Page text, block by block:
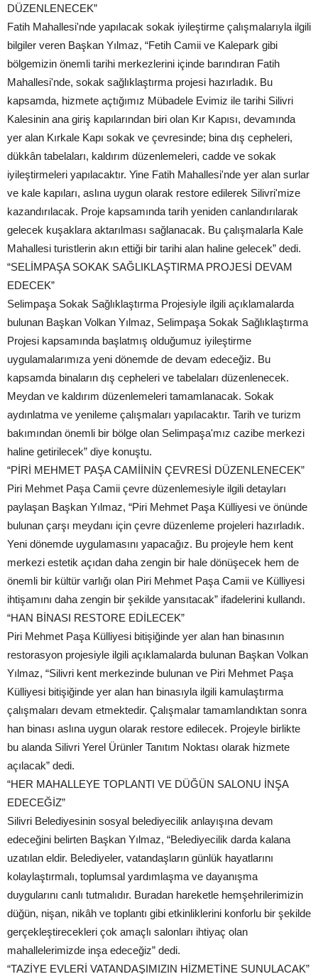
DÜZENLENECEK”
Fatih Mahallesi'nde yapılacak sokak iyileştirme çalışmalarıyla ilgili
bilgiler veren Başkan Yılmaz, “Fetih Camii ve Kalepark gibi
bölgemizin önemli tarihi merkezlerini içinde barındıran Fatih
Mahallesi'nde, sokak sağlıklaştırma projesi hazırladık. Bu
kapsamda, hizmete açtığımız Mübadele Evimiz ile tarihi Silivri
Kalesinin ana giriş kapılarından biri olan Kır Kapısı, devamında
yer alan Kırkale Kapı sokak ve çevresinde; bina dış cepheleri,
dükkân tabelaları, kaldırım düzenlemeleri, cadde ve sokak
iyileştirmeleri yapılacaktır. Yine Fatih Mahallesi'nde yer alan surlar
ve kale kapıları, aslına uygun olarak restore edilerek Silivri'mize
kazandırılacak. Proje kapsamında tarih yeniden canlandırılarak
gelecek kuşaklara aktarılması sağlanacak. Bu çalışmalarla Kale
Mahallesi turistlerin akın ettiği bir tarihi alan haline gelecek” dedi.
“SELİMPAŞA SOKAK SAĞLIKLAŞTIRMA PROJESİ DEVAM
EDECEK”
Selimpaşa Sokak Sağlıklaştırma Projesiyle ilgili açıklamalarda
bulunan Başkan Volkan Yılmaz, Selimpaşa Sokak Sağlıklaştırma
Projesi kapsamında başlatmış olduğumuz iyileştirme
uygulamalarımıza yeni dönemde de devam edeceğiz. Bu
kapsamda binaların dış cepheleri ve tabelaları düzenlenecek.
Meydan ve kaldırım düzenlemeleri tamamlanacak. Sokak
aydınlatma ve yenileme çalışmaları yapılacaktır. Tarih ve turizm
bakımından önemli bir bölge olan Selimpaşa'mız cazibe merkezi
haline getirilecek” diye konuştu.
“PİRİ MEHMET PAŞA CAMİİNİN ÇEVRESİ DÜZENLENECEK”
Piri Mehmet Paşa Camii çevre düzenlemesiyle ilgili detayları
paylaşan Başkan Yılmaz, “Piri Mehmet Paşa Külliyesi ve önünde
bulunan çarşı meydanı için çevre düzenleme projeleri hazırladık.
Yeni dönemde uygulamasını yapacağız. Bu projeyle hem kent
merkezi estetik açıdan daha zengin bir hale dönüşecek hem de
önemli bir kültür varlığı olan Piri Mehmet Paşa Camii ve Külliyesi
ihtişamını daha zengin bir şekilde yansıtacak” ifadelerini kullandı.
“HAN BİNASI RESTORE EDİLECEK”
Piri Mehmet Paşa Külliyesi bitişiğinde yer alan han binasının
restorasyon projesiyle ilgili açıklamalarda bulunan Başkan Volkan
Yılmaz, “Silivri kent merkezinde bulunan ve Piri Mehmet Paşa
Külliyesi bitişiğinde yer alan han binasıyla ilgili kamulaştırma
çalışmaları devam etmektedir. Çalışmalar tamamlandıktan sonra
han binası aslına uygun olarak restore edilecek. Projeyle birlikte
bu alanda Silivri Yerel Ürünler Tanıtım Noktası olarak hizmete
açılacak” dedi.
“HER MAHALLEYE TOPLANTI VE DÜĞÜN SALONU İNŞA
EDECEĞİZ”
Silivri Belediyesinin sosyal belediyecilik anlayışına devam
edeceğini belirten Başkan Yılmaz, “Belediyecilik darda kalana
uzatılan eldir. Belediyeler, vatandaşların günlük hayatlarını
kolaylaştırmalı, toplumsal yardımlaşma ve dayanışma
duygularını canlı tutmalıdır. Buradan hareketle hemşehrilerimizin
düğün, nişan, nikâh ve toplantı gibi etkinliklerini konforlu bir şekilde
gerçekleştirecekleri çok amaçlı salonları ihtiyaç olan
mahallelerimizde inşa edeceğiz” dedi.
“TAZİYE EVLERİ VATANDAŞIMIZIN HİZMETİNE SUNULACAK”